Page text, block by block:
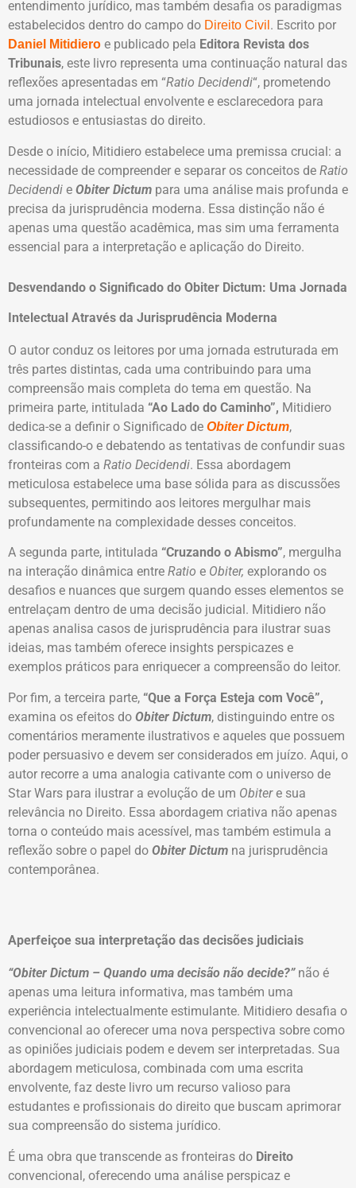
entendimento jurídico, mas também desafia os paradigmas
estabelecidos dentro do campo do Direito Civil . Escrito por
Daniel Mitidiero e publicado pela Editora Revista dos
Tribunais, este livro representa uma continuação natural das
reflexões apresentadas em “Ratio Decidendi“, prometendo
uma jornada intelectual envolvente e esclarecedora para
estudiosos e entusiastas do direito.
Desde o início, Mitidiero estabelece uma premissa crucial: a
necessidade de compreender e separar os conceitos de Ratio
Decidendi e Obiter Dictum para uma análise mais profunda e
precisa da jurisprudência moderna. Essa distinção não é
apenas uma questão acadêmica, mas sim uma ferramenta
essencial para a interpretação e aplicação do Direito.
Desvendando o Significado do Obiter Dictum: Uma Jornada
Intelectual Através da Jurisprudência Moderna
O autor conduz os leitores por uma jornada estruturada em
três partes distintas, cada uma contribuindo para uma
compreensão mais completa do tema em questão. Na
primeira parte, intitulada “Ao Lado do Caminho”, Mitidiero
dedica-se a definir o Significado de Obiter Dictum,
classificando-o e debatendo as tentativas de confundir suas
fronteiras com a Ratio Decidendi. Essa abordagem
meticulosa estabelece uma base sólida para as discussões
subsequentes, permitindo aos leitores mergulhar mais
profundamente na complexidade desses conceitos.
A segunda parte, intitulada “Cruzando o Abismo”, mergulha
na interação dinâmica entre Ratio e Obiter, explorando os
desafios e nuances que surgem quando esses elementos se
entrelaçam dentro de uma decisão judicial. Mitidiero não
apenas analisa casos de jurisprudência para ilustrar suas
ideias, mas também oferece insights perspicazes e
exemplos práticos para enriquecer a compreensão do leitor.
Por fim, a terceira parte, “Que a Força Esteja com Você”,
examina os efeitos do Obiter Dictum, distinguindo entre os
comentários meramente ilustrativos e aqueles que possuem
poder persuasivo e devem ser considerados em juízo. Aqui, o
autor recorre a uma analogia cativante com o universo de
Star Wars para ilustrar a evolução de um Obitere sua
relevância no Direito. Essa abordagem criativa não apenas
torna o conteúdo mais acessível, mas também estimula a
reflexão sobre o papel do Obiter Dictum na jurisprudência
contemporânea.
Aperfeiçoe sua interpretação das decisões judiciais
“Obiter Dictum – Quando uma decisão não decide?” não é
apenas uma leitura informativa, mas também uma
experiência intelectualmente estimulante. Mitidiero desafia o
convencional ao oferecer uma nova perspectiva sobre como
as opiniões judiciais podem e devem ser interpretadas. Sua
abordagem meticulosa, combinada com uma escrita
envolvente, faz deste livro um recurso valioso para
estudantes e profissionais do direito que buscam aprimorar
sua compreensão do sistema jurídico.
É uma obra que transcende as fronteiras do Direito
convencional, oferecendo uma análise perspicaz e